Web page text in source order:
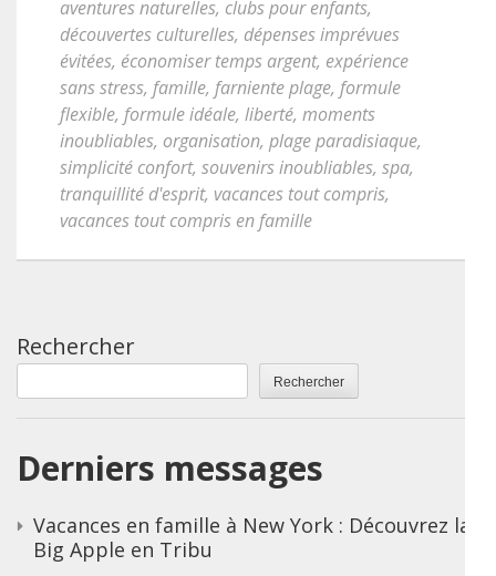
aventures naturelles, clubs pour enfants,
découvertes culturelles, dépenses imprévues
évitées, économiser temps argent, expérience
sans stress, famille, farniente plage, formule
flexible, formule idéale, liberté, moments
inoubliables, organisation, plage paradisiaque,
simplicité confort, souvenirs inoubliables, spa,
tranquillité d'esprit, vacances tout compris,
vacances tout compris en famille
Rechercher
Rechercher
Derniers messages
Vacances en famille à New York : Découvrez la
Big Apple en Tribu